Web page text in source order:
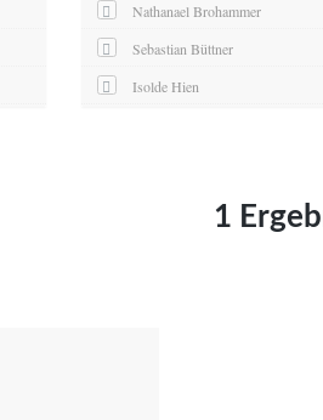
Nathanael Brohammer
Sebastian Büttner
Isolde Hien
1